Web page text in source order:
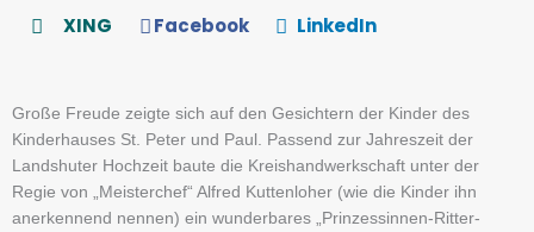
XING Facebook LinkedIn
Große Freude zeigte sich auf den Gesichtern der Kinder des
Kinderhauses St. Peter und Paul. Passend zur Jahreszeit der
Landshuter Hochzeit baute die Kreishandwerkschaft unter der
Regie von „Meisterchef“ Alfred Kuttenloher (wie die Kinder ihn
anerkennend nennen) ein wunderbares „Prinzessinnen-Ritter-